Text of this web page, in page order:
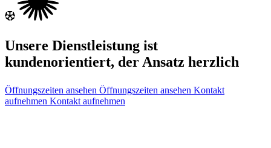
Unsere Dienstleistung ist
kundenorientiert, der Ansatz herzlich
Öffnungszeiten ansehen Öffnungszeiten ansehen Kontakt
aufnehmen Kontakt aufnehmen